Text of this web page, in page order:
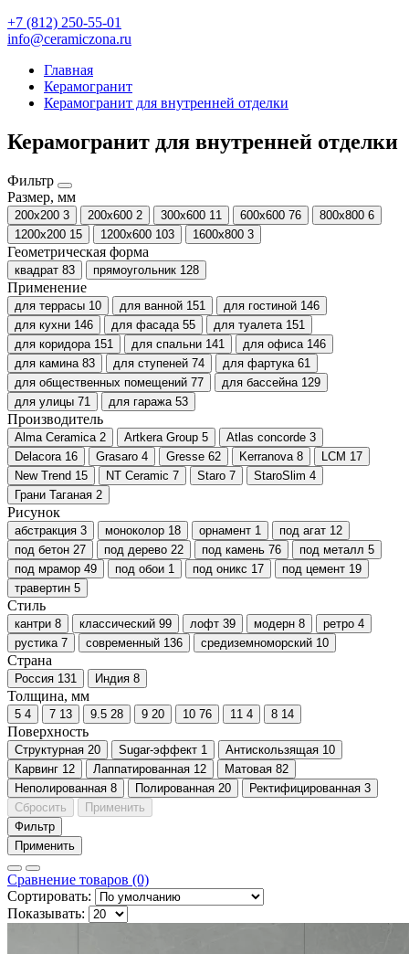
+7 (812) 250-55-01
info@ceramiczona.ru
Главная
Керамогранит
Керамогранит для внутренней отделки
Керамогранит для внутренней отделки
Фильтр
Размер, мм
200x200 3 200х600 2 300х600 11 600х600 76 800х800 6
1200х200 15 1200х600 103 1600x800 3
Геометрическая форма
квадрат 83 прямоугольник 128
Применение
для террасы 10 для ванной 151 для гостиной 146
для кухни 146 для фасада 55 для туалета 151
для коридора 151 для спальни 141 для офиса 146
для камина 83 для ступеней 74 для фартука 61
для общественных помещений 77 для бассейна 129
для улицы 71 для гаража 53
Производитель
Alma Ceramica 2 Artkera Group 5 Atlas concorde 3
Delacora 16 Grasaro 4 Gresse 62 Kerranova 8 LCM 17
New Trend 15 NT Ceramic 7 Staro 7 StaroSlim 4
Грани Таганая 2
Рисунок
абстракция 3 моноколор 18 орнамент 1 под агат 12
под бетон 27 под дерево 22 под камень 76 под металл 5
под мрамор 49 под обои 1 под оникс 17 под цемент 19
травертин 5
Стиль
кантри 8 классический 99 лофт 39 модерн 8 ретро 4
рустика 7 современный 136 средиземноморский 10
Страна
Россия 131 Индия 8
Толщина, мм
5 4 7 13 9.5 28 9 20 10 76 11 4 8 14
Поверхность
Cтруктурная 20 Sugar-эффект 1 Антискользящая 10
Карвинг 12 Лаппатированная 12 Матовая 82
Неполированная 8 Полированная 20 Ректифицированная 3
Сбросить
Применить
Фильтр
Применить
Сравнение товаров (0)
Сортировать:
Показывать: